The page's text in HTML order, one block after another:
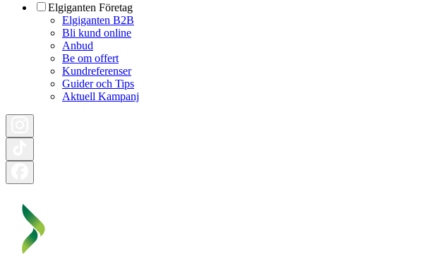
Elgiganten Företag
Elgiganten B2B
Bli kund online
Anbud
Be om offert
Kundreferenser
Guider och Tips
Aktuell Kampanj